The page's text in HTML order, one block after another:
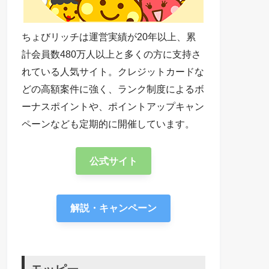
ちょびリッチは運営実績が20年以上、累
計会員数480万人以上と多くの方に支持さ
れている人気サイト。クレジットカードな
どの高額案件に強く、ランク制度によるボ
ーナスポイントや、ポイントアップキャン
ペーンなども定期的に開催しています。
公式サイト
解説・キャンペーン